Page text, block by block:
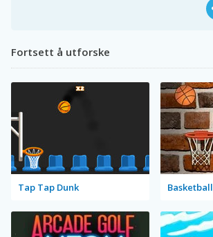
Fortsett å utforske
Tap Tap Dunk Basketball